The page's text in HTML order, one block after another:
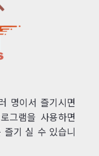
명이서 즐기시면
그램을 사용하면
즐기 실 수 있습니